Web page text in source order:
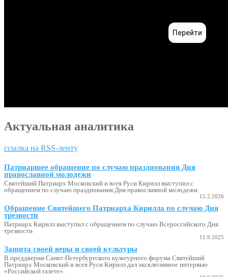
Актуальная аналитика
ссылка на RSS-ленту
Патриаршее обращение по случаю празднования Дня
православной молодежи
Святейший Патриарх Московский и всея Руси Кирилл выступил с
обращением по случаю празднования Дня православной молодежи
15.2.2026
Обращение Святейшего Патриарха Кирилла по случаю Дня
трезвости
Патриарх Кирилл выступил с обращением по случаю Всероссийского Дня
трезвости
11.9.2025
Защита своей веры и своей культуры
В преддверии Санкт-Петербургского культурного форума Святейший
Патриарх Московский и всея Руси Кирилл дал эксклюзивное интервью
«Российской газете».